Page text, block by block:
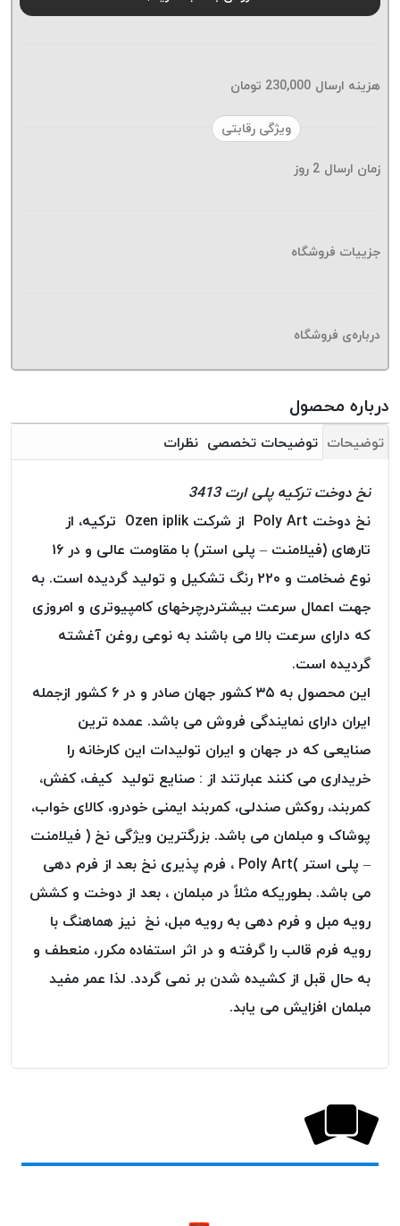
نخ
بدون
زتا
نخ
امگا
بافت
بدون
موم
KORD
نخ
توری
نخ
توری
پلیسه
کرد
OMEGA
نخ
توری
پلیسه
پلاس
PPLUS
نخ
توری
پلیسه
بتا
KORD
BETA
دوک
پایین
OMEGA
VENTO
ویژگی رقابتی
هزینه ارسال 230,000 تومان
زمان ارسال 2 روز
جزییات فروشگاه
درباره‌ی فروشگاه
درباره محصول
توضیحات توضیحات تخصصی نظرات
نخ دوخت ترکیه پلی ارت 3413
نخ دوخت Poly Art از شرکت Ozen iplik ترکیه، از
تارهای (فیلامنت – پلی استر) با مقاومت عالی و در ۱۶
نوع ضخامت و ۲۲۰ رنگ تشکیل و تولید گردیده است. به
جهت اعمال سرعت بیشتردرچرخهای کامپیوتری و امروزی
که دارای سرعت بالا می باشند به نوعی روغن آغشته
گردیده است.
این محصول به ۳۵ کشور جهان صادر و در ۶ کشور ازجمله
ایران دارای نمایندگی فروش می باشد. عمده ترین
صنایعی که در جهان و ایران تولیدات این کارخانه را
خریداری می کنند عبارتند از : صنایع تولید کیف، کفش،
کمربند، روکش صندلی، کمربند ایمنی خودرو، کالای خواب،
پوشاک و مبلمان می باشد. بزرگترین ویژگی نخ ( فیلامنت
– پلی استر )Poly Art ، فرم پذیری نخ بعد از فرم دهی
می باشد. بطوریکه مثلاً در مبلمان ، بعد از دوخت و کشش
رویه مبل و فرم دهی به رویه مبل، نخ نیز هماهنگ با
رویه فرم قالب را گرفته و در اثر استفاده مکرر، منعطف و
به حال قبل از کشیده شدن بر نمی گردد. لذا عمر مفید
مبلمان افزایش می یابد.